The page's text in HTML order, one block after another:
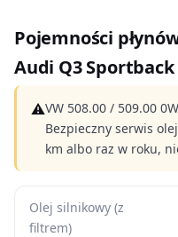
Pojemności
Audi Q3 Sportback
⚠VW 508.00 / 509.00
Bezpieczny serwis
km albo raz w roku,
Olej silnikowy (z
filtrem)